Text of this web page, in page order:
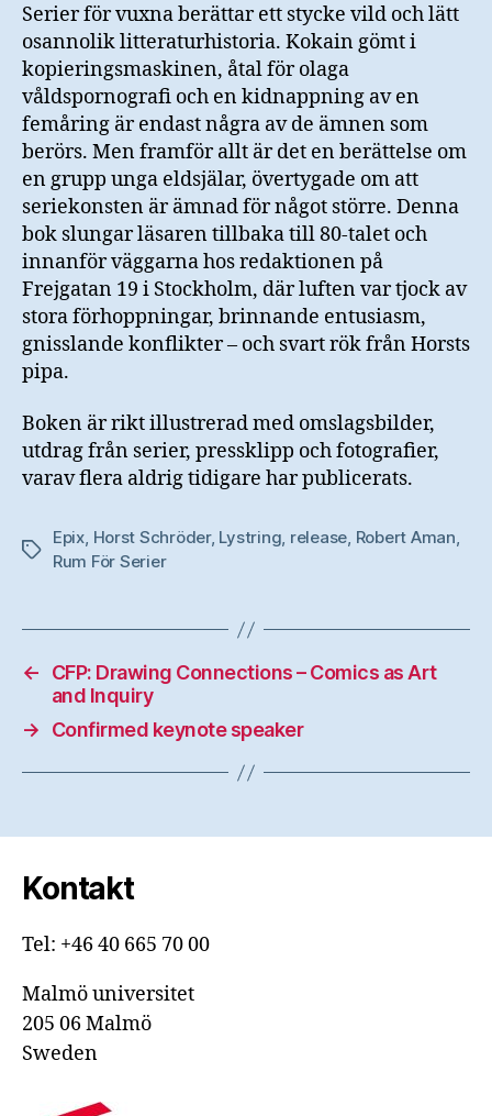
Serier för vuxna berättar ett stycke vild och lätt
osannolik litteraturhistoria. Kokain gömt i
kopieringsmaskinen, åtal för olaga
våldspornografi och en kidnappning av en
femåring är endast några av de ämnen som
berörs. Men framför allt är det en berättelse om
en grupp unga eldsjälar, övertygade om att
seriekonsten är ämnad för något större. Denna
bok slungar läsaren tillbaka till 80-talet och
innanför väggarna hos redaktionen på
Frejgatan 19 i Stockholm, där luften var tjock av
stora förhoppningar, brinnande entusiasm,
gnisslande konflikter – och svart rök från Horsts
pipa.
Boken är rikt illustrerad med omslagsbilder,
utdrag från serier, pressklipp och fotografier,
varav flera aldrig tidigare har publicerats.
Etiketter
Epix, Horst Schröder, Lystring, release, Robert Aman,
Rum För Serier
←
CFP: Drawing Connections – Comics as Art
and Inquiry
→
Confirmed keynote speaker
Kontakt
Tel: +46 40 665 70 00
Malmö universitet
205 06 Malmö
Sweden